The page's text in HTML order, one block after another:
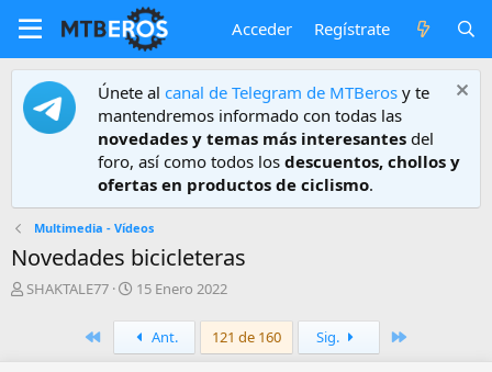
Acceder Regístrate
Únete al canal de Telegram de MTBeros y te
mantendremos informado con todas las
novedades y temas más interesantes del
foro, así como todos los descuentos, chollos y
ofertas en productos de ciclismo.
Multimedia - Vídeos
Novedades bicicleteras
A
SHAKTALE77
F
c
h
15 Enero 2022
PrimeroAnt. 121 de 160 Sig.